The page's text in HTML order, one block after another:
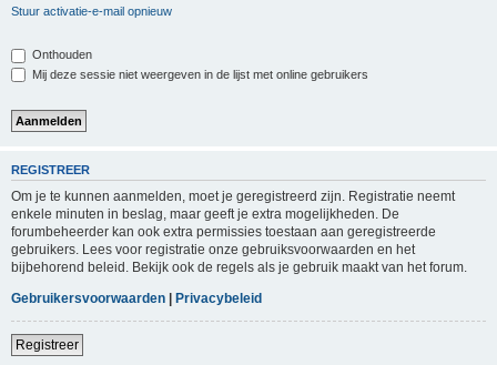
Stuur activatie-e-mail opnieuw
Onthouden
Mij deze sessie niet weergeven in de lijst met online gebruikers
REGISTREER
Om je te kunnen aanmelden, moet je geregistreerd zijn. Registratie neemt
enkele minuten in beslag, maar geeft je extra mogelijkheden. De
forumbeheerder kan ook extra permissies toestaan aan geregistreerde
gebruikers. Lees voor registratie onze gebruiksvoorwaarden en het
bijbehorend beleid. Bekijk ook de regels als je gebruik maakt van het forum.
Gebruikersvoorwaarden | Privacybeleid
Registreer